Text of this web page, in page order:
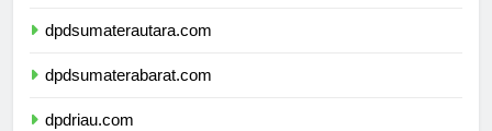
dpdsumaterautara.com
dpdsumaterabarat.com
dpdriau.com